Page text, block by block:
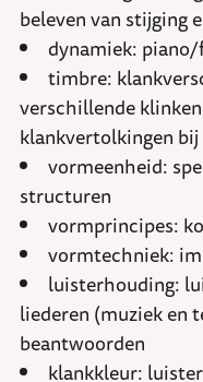
beleven van stijging
dynamiek:
timbre:
verschillende
klankvertolkingen
vormeenheid:
structuren
vormprincipes:
vormtechniek:
luisterhouding:
liederen (muziek en
beantwoorden
klankkleur: